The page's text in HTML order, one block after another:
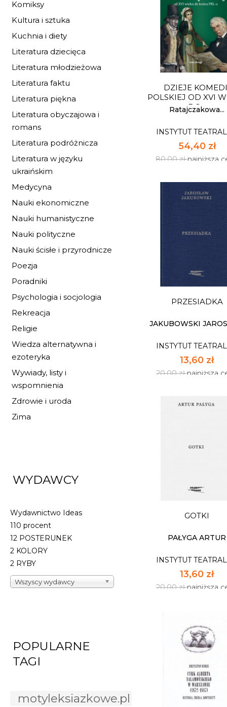
Komiksy
Kultura i sztuka
Kuchnia i diety
Literatura dziecięca
Literatura młodzieżowa
Literatura faktu
Literatura piękna
Literatura obyczajowa i
romans
Literatura podróżnicza
Literatura w języku
ukraińskim
Medycyna
Nauki ekonomiczne
Nauki humanistyczne
Nauki polityczne
Nauki ścisłe i przyrodnicze
Poezja
Poradniki
Psychologia i socjologia
Rekreacja
Religie
Wiedza alternatywna i
ezoteryka
Wywiady, listy i
wspomnienia
Zdrowie i uroda
Zima
WYDAWCY
Wydawnictwo Ideas
110 procent
12 POSTERUNEK
2 KOLORY
2 RYBY
Wszyscy wydawcy
POPULARNE
TAGI
motyleksiazkowe.pl
PUBLIKACJA
INSTYTUT
27,20 zł
40,00 złnajniższa
Dostępnych: 50
Ilość:
DO
DZIEJE
POLSKIEJ OD XVI
DO...
Ratajczakowa...
INSTYTUT
54,40 zł
80,00 złnajniższa
DZIEJE KOMEDII
54,40 zł
80,00 złnajniższa
Dostępnych: 30
Ilość:
DO
PRZESIADKA
JAKUBOWSKI
INSTYTUT
13,60 zł
20,00 złnajniższa
PRZESIADKA
13,60 zł
Dostępnych: mały
Ilość:
DO
GOTKI
PAŁYGA ARTUR
INSTYTUT
13,60 zł
20,00 złnajniższa
GOTKI
INSTYTUT
13,60 zł